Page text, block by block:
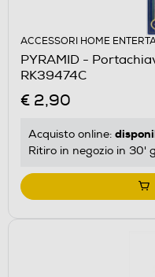
ACCESSORI HOME
PYRAMID -
RK39474C
€ 2,90
Acquisto online:
Ritiro in negozio in 30'